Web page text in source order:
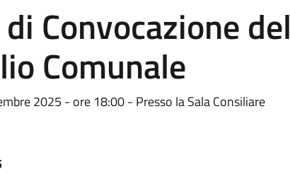
Convocazione del
Comunale
2025 - ore 18:00 - Presso la Sala Consiliare